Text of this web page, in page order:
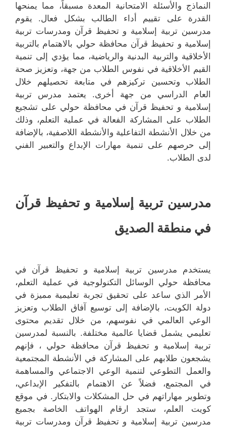
النماذج والأسئلة الامتحانية المعدة مسبقاً، مما يمنحها
القدرة على تقييم أداء الطالب بشكل فعال. يقوم
مدرسين تربية إسلامية و تحفيظ قرآن ومدرسات تربية
إسلامية و تحفيظ قرآن محافظة حولي بالاهتمام بالتربية
الأخلاقية والتربية البدنية والرياضية، مما يؤدي إلى تنمية
القيم الأخلاقية في نفوس الطلاب من جهة، وتعزيز صحة
الطلاب وتحسين تركيزهم في متابعة تحصيلهم خلال
العام الدراسي من جهة أخرى. يعتمد مدرس تربية
إسلامية و تحفيظ قرآن في محافظة حولي على تشجيع
الطلاب على المشاركة الفعالة في عملية التعلم، وذلك
من خلال الأنشطة التفاعلية والأنشطة اللاصفية، بالإضافة
إلى حرصهم على تنمية مهارات الإبداع والتعبير الفني
لدى الطلاب.
مدرسين تربية إسلامية و تحفيظ قرآن
في منطقة الصديق
يستخدم مدرسين تربية إسلامية و تحفيظ قرآن في
محافظة حولي الوسائل التكنولوجية في عملية التعلم،
الأمر الذي ساعد على تحقيق تجربة تعليمية مميزة في
دولة الكويت، بالإضافة إلى توسيع آفاق الطلاب وتعزيز
الوعي العالمي في نفوسهم، من خلال تقديم محتوى
تعليمي يشمل قضايا عالمية مختلفة. بالنسبة لمدرسين
تربية إسلامية و تحفيظ قرآن محافظة حولي ، فإنهم
يشجعون طلابهم على المشاركة في الأنشطة المجتمعية
والعمل التطوعي لتنمية الوعي الاجتماعي والمساهمة
في المجتمع، فضلاً عن الاهتمام بالتفكير الإبداعي،
وتطوير مهاراتهم في حل المشكلات والابتكار. في موقع
كويت العلم، ستجد ارقام الهواتف الخاصة بجميع
مدرسين تربية إسلامية و تحفيظ قرآن ومدرسات تربية